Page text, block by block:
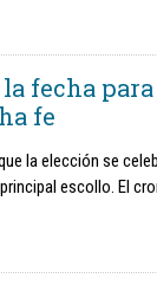
la fecha
fe
la elección se
escollo. El